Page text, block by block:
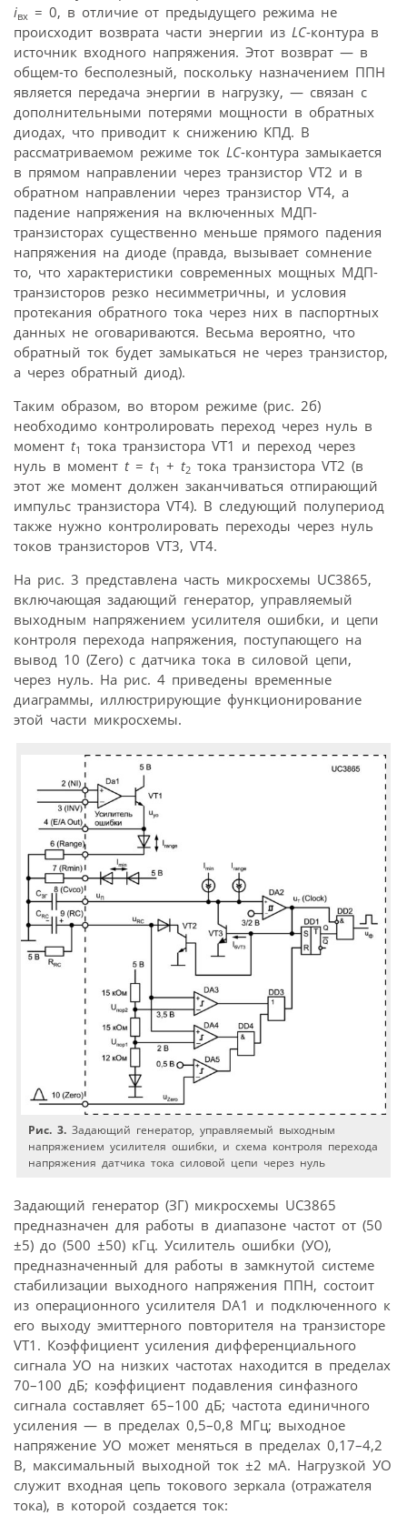
iвх = 0, в отличие от предыдущего режима не
происходит возврата части энергии из LC-контура в
источник входного напряжения. Этот возврат — в
общем-то бесполезный, поскольку назначением ППН
является передача энергии в нагрузку, — связан с
дополнительными потерями мощности в обратных
диодах, что приводит к снижению КПД. В
рассматриваемом режиме ток LC-контура замыкается
в прямом направлении через транзистор VT2 и в
обратном направлении через транзистор VT4, а
падение напряжения на включенных МДП-
транзисторах существенно меньше прямого падения
напряжения на диоде (правда, вызывает сомнение
то, что характеристики современных мощных МДП-
транзисторов резко несимметричны, и условия
протекания обратного тока через них в паспортных
данных не оговариваются. Весьма вероятно, что
обратный ток будет замыкаться не через транзистор,
а через обратный диод).
Таким образом, во втором режиме (рис. 2б)
необходимо контролировать переход через нуль в
момент t1 тока транзистора VT1 и переход через
нуль в момент t= t1 + t2 тока транзистора VT2 (в
этот же момент должен заканчиваться отпирающий
импульс транзистора VT4). В следующий полупериод
также нужно контролировать переходы через нуль
токов транзисторов VT3, VT4.
На рис. 3 представлена часть микросхемы UC3865,
включающая задающий генератор, управляемый
выходным напряжением усилителя ошибки, и цепи
контроля перехода напряжения, поступающего на
вывод 10 (Zero) с датчика тока в силовой цепи,
через нуль. На рис. 4 приведены временные
диаграммы, иллюстрирующие функционирование
этой части микросхемы.
Рис. 3. Задающий генератор, управляемый выходным
напряжением усилителя ошибки, и схема контроля перехода
напряжения датчика тока силовой цепи через нуль
Задающий генератор (ЗГ) микросхемы UC3865
предназначен для работы в диапазоне частот от (50
±5) до (500 ±50) кГц. Усилитель ошибки (УО),
предназначенный для работы в замкнутой системе
стабилизации выходного напряжения ППН, состоит
из операционного усилителя DA1 и подключенного к
его выходу эмиттерного повторителя на транзисторе
VT1. Коэффициент усиления дифференциального
сигнала УО на низких частотах находится в пределах
70–100 дБ; коэффициент подавления синфазного
сигнала составляет 65–100 дБ; частота единичного
усиления — в пределах 0,5–0,8 МГц; выходное
напряжение УО может меняться в пределах 0,17–4,2
В, максимальный выходной ток ±2 мА. Нагрузкой УО
служит входная цепь токового зеркала (отражателя
тока), в которой создается ток: